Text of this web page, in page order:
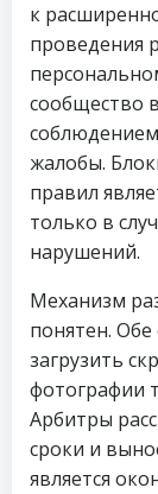
к
проведения
сообщество
жалобы.
правил
только в
нарушений.
Механизм
понятен.
загрузить
фотографии
Арбитры
сроки и
является